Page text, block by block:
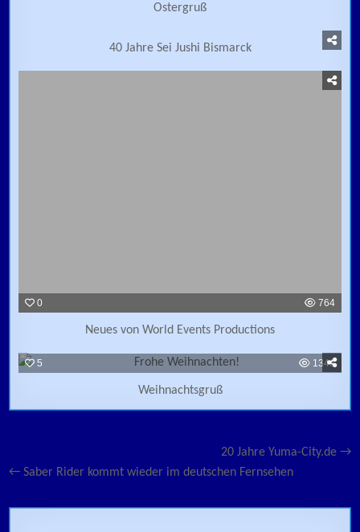
Ostergruß
40 Jahre Sei Jushi Bismarck
0 764
Neues von World Events Productions
5 1346
Weihnachtsgruß
20 Jahre Yuma-City.de →
← Saber Rider kommt wieder im deutschen Fernsehen